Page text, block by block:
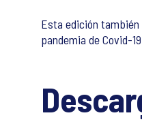
Esta edición también
pandemia de Covid-